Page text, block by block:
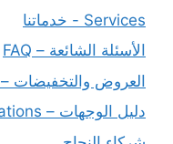
Services - خدماتنا
الأسئلة الشائعة – FAQ
العروض والتخفيضات – Offers & Discounts
دليل الوجهات – Shipping Destinations